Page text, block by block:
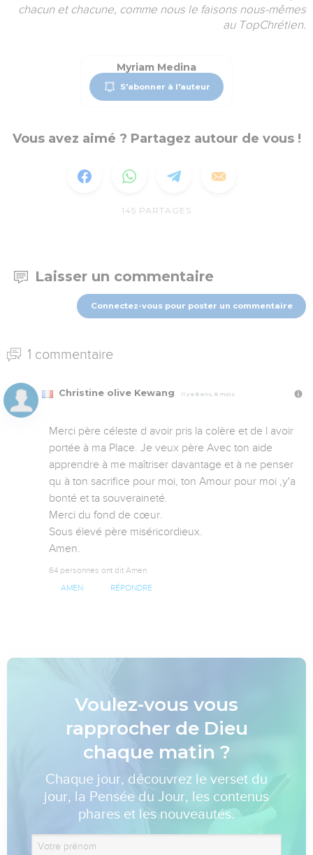
chacun et chacune, comme nous le faisons nous-mêmes
au TopChrétien.
Myriam Medina
S'abonner à l'auteur
Vous avez aimé ? Partagez autour de vous !
145 PARTAGES
Laisser un commentaire
Connectez-vous pour poster un commentaire
1 commentaire
Christine olive Kewang Il y a 8 ans, 8 mois
Merci père céleste d avoir pris la colère et de l avoir
portée à ma Place. Je veux père Avec ton aide
apprendre à me maîtriser davantage et à ne penser
qu à ton sacrifice pour moi, ton Amour pour moi ,y'a
bonté et ta souveraineté.
Merci du fond de cœur.
Sous élevé père miséricordieux.
Amen.
64 personnes ont dit Amen
AMEN RÉPONDRE
Voulez-vous vous
rapprocher de Dieu
chaque matin ?
Chaque jour, découvrez le verset du
jour, la Pensée du Jour, les contenus
phares et les nouveautés.